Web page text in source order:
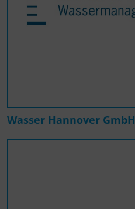
Wasser Hannover GmbH